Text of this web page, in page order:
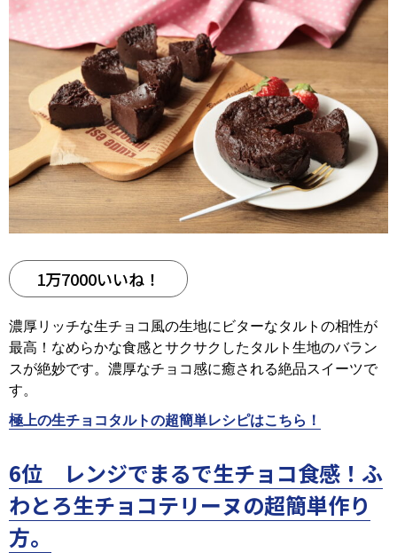
1万7000いいね！
濃厚リッチな生チョコ風の生地にビターなタルトの相性が
最高！なめらかな食感とサクサクしたタルト生地のバラン
スが絶妙です。濃厚なチョコ感に癒される絶品スイーツで
す。
極上の生チョコタルトの超簡単レシピはこちら！
6位 レンジでまるで生チョコ食感！ふ
わとろ生チョコテリーヌの超簡単作り
方。